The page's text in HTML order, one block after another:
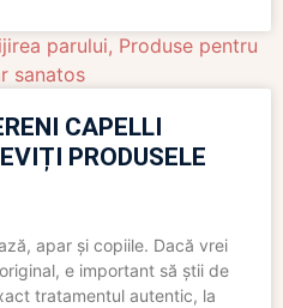
parului, Produse pentru
sanatos
CAPELLI
PRODUSELE
apar și copiile. Dacă vrei
e important să știi de
tratamentul autentic, la